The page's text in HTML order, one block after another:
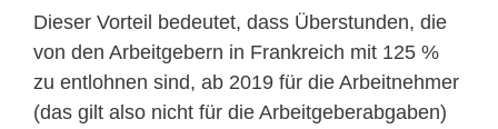
Dieser Vorteil bedeutet, dass Überstunden, die
von den Arbeitgebern in Frankreich mit 125 %
zu entlohnen sind, ab 2019 für die Arbeitnehmer
(das gilt also nicht für die Arbeitgeberabgaben)